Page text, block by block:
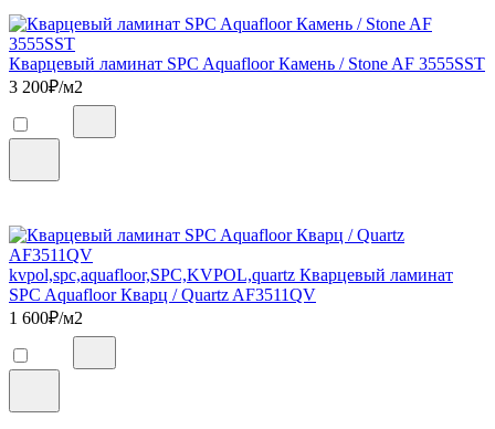
Кварцевый ламинат SPC Aquafloor Камень / Stone AF 3555SST
3 200₽/м2
kvpol,spc,aquafloor,SPC,KVPOL,quartz Кварцевый ламинат
SPC Aquafloor Кварц / Quartz AF3511QV
1 600₽/м2